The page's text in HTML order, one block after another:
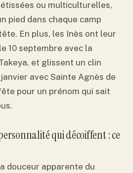
ou multiculturelles,
pied dans chaque camp
En plus, les Inès ont leur
10 septembre avec la
et glissent un clin
avec Sainte Agnès de
pour un prénom qui sait
qui décoiffent : ce
douceur apparente du